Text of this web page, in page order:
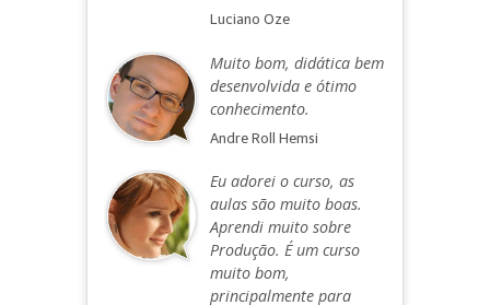
Luciano Oze
Muito bom, didática bem
desenvolvida e ótimo
conhecimento.
Andre Roll Hemsi
Eu adorei o curso, as
aulas são muito boas.
Aprendi muito sobre
Produção. É um curso
muito bom,
principalmente para